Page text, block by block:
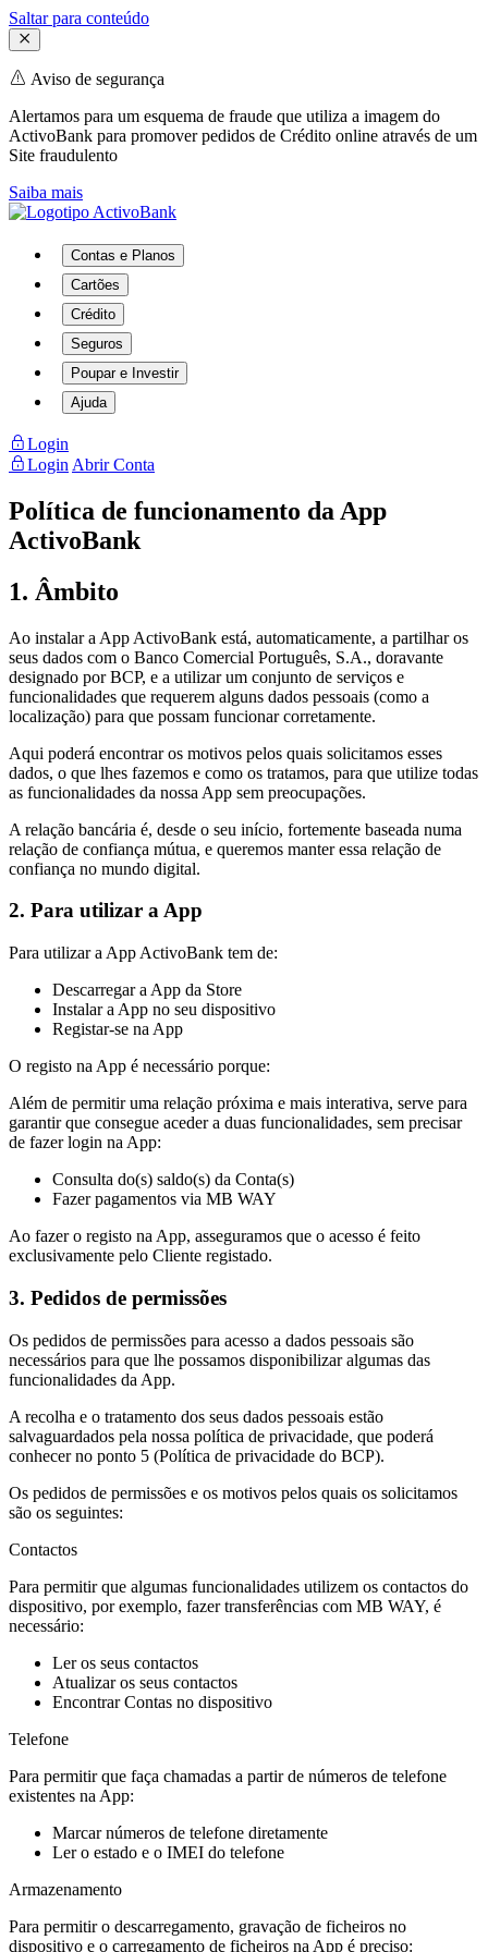
Saltar para conteúdo
Aviso de segurança
Alertamos para um esquema de fraude que utiliza a imagem do
ActivoBank para promover pedidos de Crédito online através de um
Site fraudulento
Saiba mais
Contas e Planos
Cartões
Crédito
Seguros
Poupar e Investir
Ajuda
Login
Login Abrir Conta
Política de funcionamento da App
ActivoBank
1. Âmbito
Ao instalar a App ActivoBank está, automaticamente, a partilhar os
seus dados com o Banco Comercial Português, S.A., doravante
designado por BCP, e a utilizar um conjunto de serviços e
funcionalidades que requerem alguns dados pessoais (como a
localização) para que possam funcionar corretamente.
Aqui poderá encontrar os motivos pelos quais solicitamos esses
dados, o que lhes fazemos e como os tratamos, para que utilize todas
as funcionalidades da nossa App sem preocupações.
A relação bancária é, desde o seu início, fortemente baseada numa
relação de confiança mútua, e queremos manter essa relação de
confiança no mundo digital.
2. Para utilizar a App
Para utilizar a App ActivoBank tem de:
Descarregar a App da Store
Instalar a App no seu dispositivo
Registar-se na App
O registo na App é necessário porque:
Além de permitir uma relação próxima e mais interativa, serve para
garantir que consegue aceder a duas funcionalidades, sem precisar
de fazer login na App:
Consulta do(s) saldo(s) da Conta(s)
Fazer pagamentos via MB WAY
Ao fazer o registo na App, asseguramos que o acesso é feito
exclusivamente pelo Cliente registado.
3. Pedidos de permissões
Os pedidos de permissões para acesso a dados pessoais são
necessários para que lhe possamos disponibilizar algumas das
funcionalidades da App.
A recolha e o tratamento dos seus dados pessoais estão
salvaguardados pela nossa política de privacidade, que poderá
conhecer no ponto 5 (Política de privacidade do BCP).
Os pedidos de permissões e os motivos pelos quais os solicitamos
são os seguintes:
Contactos
Para permitir que algumas funcionalidades utilizem os contactos do
dispositivo, por exemplo, fazer transferências com MB WAY, é
necessário:
Ler os seus contactos
Atualizar os seus contactos
Encontrar Contas no dispositivo
Telefone
Para permitir que faça chamadas a partir de números de telefone
existentes na App:
Marcar números de telefone diretamente
Ler o estado e o IMEI do telefone
Armazenamento
Para permitir o descarregamento, gravação de ficheiros no
dispositivo e o carregamento de ficheiros na App é preciso: